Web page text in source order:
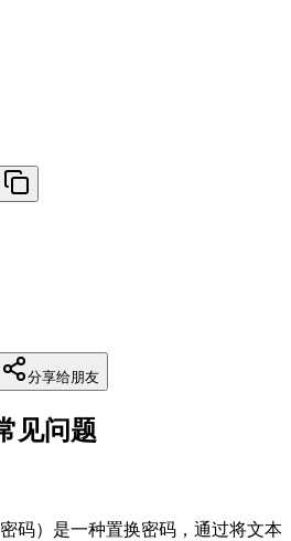
分享给朋友
见问题
码）是一种置换密码，通过将文本